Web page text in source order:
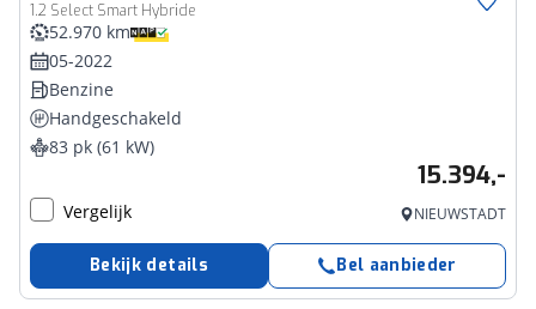
1.2 Select Smart Hybride
52.970 km
05-2022
Benzine
Handgeschakeld
83 pk (61 kW)
15.394,-
Vergelijk NIEUWSTADT
Bekijk details Bel aanbieder